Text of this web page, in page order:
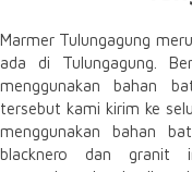
Marmer Tulungagung
ada di Tulungagung.
menggunakan bahan
tersebut kami kirim ke
menggunakan bahan
blacknero dan granit